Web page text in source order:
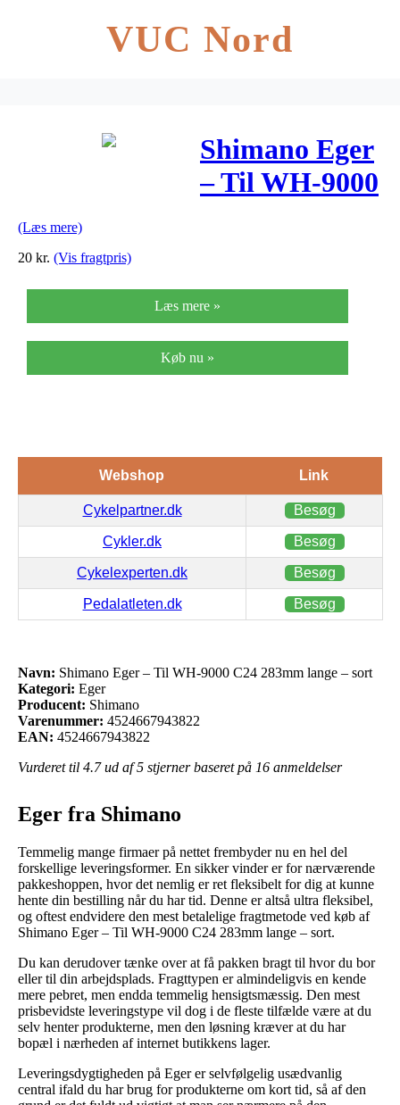
VUC Nord
Shimano Eger
– Til WH-9000
(Læs mere)
20 kr. (Vis fragtpris)
Læs mere »
Køb nu »
Webshop Link
Cykelpartner.dk Besøg
Cykler.dk Besøg
Cykelexperten.dk Besøg
Pedalatleten.dk Besøg
Navn: Shimano Eger – Til WH-9000 C24 283mm lange – sort
Kategori: Eger
Producent: Shimano
Varenummer: 4524667943822
EAN: 4524667943822
Vurderet til 4.7ud af 5 stjerner baseret på 16 anmeldelser
Eger fra Shimano
Temmelig mange firmaer på nettet frembyder nu en hel del
forskellige leveringsformer. En sikker vinder er for nærværende
pakkeshoppen, hvor det nemlig er ret fleksibelt for dig at kunne
hente din bestilling når du har tid. Denne er altså ultra fleksibel,
og oftest endvidere den mest betalelige fragtmetode ved køb af
Shimano Eger – Til WH-9000 C24 283mm lange – sort.
Du kan derudover tænke over at få pakken bragt til hvor du bor
eller til din arbejdsplads. Fragttypen er almindeligvis en kende
mere pebret, men endda temmelig hensigtsmæssig. Den mest
prisbevidste leveringstype vil dog i de fleste tilfælde være at du
selv henter produkterne, men den løsning kræver at du har
bopæl i nærheden af internet butikkens lager.
Leveringsdygtigheden på Eger er selvfølgelig usædvanlig
central ifald du har brug for produkterne om kort tid, så af den